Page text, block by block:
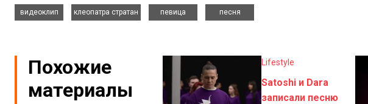
видеоклип
клеопатра стратан
певица
песня
Похожие
материалы
Lifestyle
Satoshi и Dara
записали песню